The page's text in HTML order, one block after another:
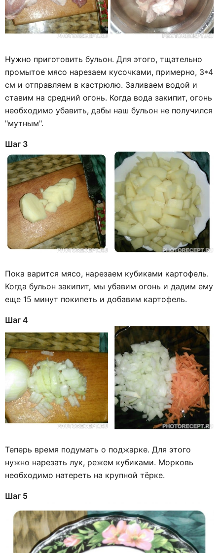
Нужно приготовить бульон. Для этого, тщательно
промытое мясо нарезаем кусочками, примерно, 3*4
см и отправляем в кастрюлю. Заливаем водой и
ставим на средний огонь. Когда вода закипит, огонь
необходимо убавить, дабы наш бульон не получился
"мутным".
Шаг 3
Пока варится мясо, нарезаем кубиками картофель.
Когда бульон закипит, мы убавим огонь и дадим ему
еще 15 минут покипеть и добавим картофель.
Шаг 4
Теперь время подумать о поджарке. Для этого
нужно нарезать лук, режем кубиками. Морковь
необходимо натереть на крупной тёрке.
Шаг 5